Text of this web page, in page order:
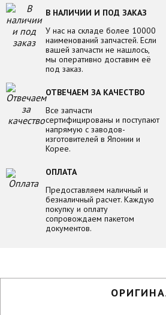
В НАЛИЧИИ И ПОД ЗАКАЗ
У нас на складе более 10000
наименований запчастей. Если
вашей запчасти не нашлось,
мы оперативно доставим её
под заказ.
ОТВЕЧАЕМ ЗА КАЧЕСТВО
Все запчасти
сертифицированы и поступают
напрямую с заводов-
изготовителей в Японии и
Корее.
ОПЛАТА
Предоставляем наличный и
безналичный расчет. Каждую
покупку и оплату
сопровождаем пакетом
документов.